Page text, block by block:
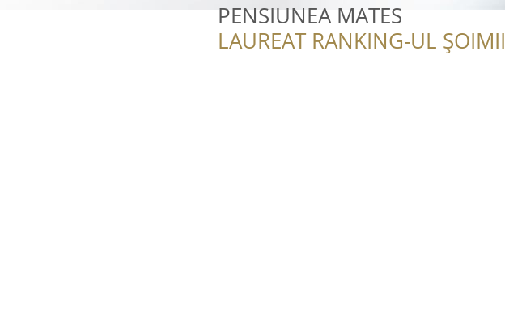
PENSIUNEA MATES
LAUREAT RANKING-UL ȘOIMII